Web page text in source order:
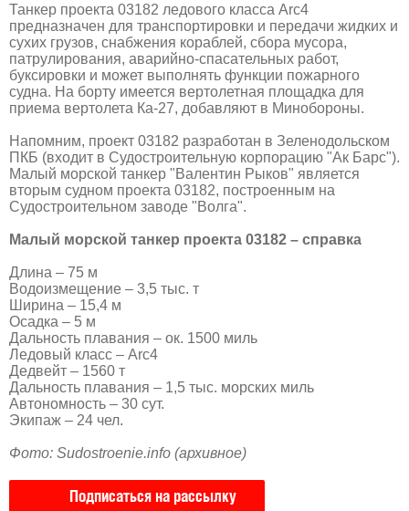
Танкер проекта 03182 ледового класса Arc4
предназначен для транспортировки и передачи жидких и
сухих грузов, снабжения кораблей, сбора мусора,
патрулирования, аварийно-спасательных работ,
буксировки и может выполнять функции пожарного
судна. На борту имеется вертолетная площадка для
приема вертолета Ка-27, добавляют в Минобороны.
Напомним, проект 03182 разработан в Зеленодольском
ПКБ (входит в Судостроительную корпорацию "Ак Барс").
Малый морской танкер "Валентин Рыков" является
вторым судном проекта 03182, построенным на
Судостроительном заводе "Волга".
Малый морской танкер проекта 03182 – справка
Длина – 75 м
Водоизмещение – 3,5 тыс. т
Ширина – 15,4 м
Осадка – 5 м
Дальность плавания – ок. 1500 миль
Ледовый класс – Arc4
Дедвейт – 1560 т
Дальность плавания – 1,5 тыс. морских миль
Автономность – 30 сут.
Экипаж – 24 чел.
Фото: Sudostroenie.info (архивное)
Подписаться на рассылку